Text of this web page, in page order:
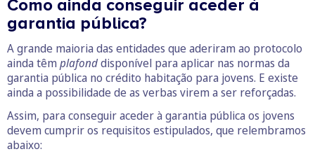
Como ainda conseguir aceder à
garantia pública?
A grande maioria das entidades que aderiram ao protocolo
ainda têm plafonddisponível para aplicar nas normas da
garantia pública no crédito habitação para jovens. E existe
ainda a possibilidade de as verbas virem a ser reforçadas.
Assim, para conseguir aceder à garantia pública os jovens
devem cumprir os requisitos estipulados, que relembramos
abaixo: